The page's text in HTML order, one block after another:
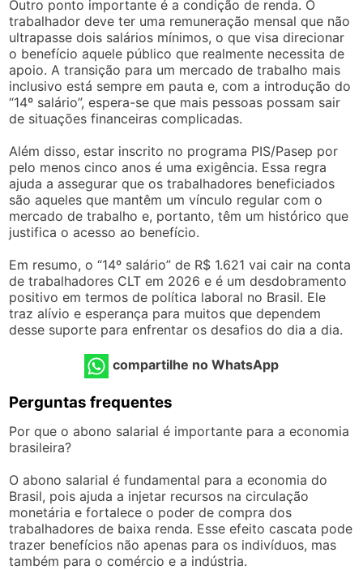
Outro ponto importante é a condição de renda. O
trabalhador deve ter uma remuneração mensal que não
ultrapasse dois salários mínimos, o que visa direcionar
o benefício aquele público que realmente necessita de
apoio. A transição para um mercado de trabalho mais
inclusivo está sempre em pauta e, com a introdução do
“14º salário”, espera-se que mais pessoas possam sair
de situações financeiras complicadas.
Além disso, estar inscrito no programa PIS/Pasep por
pelo menos cinco anos é uma exigência. Essa regra
ajuda a assegurar que os trabalhadores beneficiados
são aqueles que mantêm um vínculo regular com o
mercado de trabalho e, portanto, têm um histórico que
justifica o acesso ao benefício.
Em resumo, o “14º salário” de R$ 1.621 vai cair na conta
de trabalhadores CLT em 2026 e é um desdobramento
positivo em termos de política laboral no Brasil. Ele
traz alívio e esperança para muitos que dependem
desse suporte para enfrentar os desafios do dia a dia.
compartilhe no WhatsApp
Perguntas frequentes
Por que o abono salarial é importante para a economia
brasileira?
O abono salarial é fundamental para a economia do
Brasil, pois ajuda a injetar recursos na circulação
monetária e fortalece o poder de compra dos
trabalhadores de baixa renda. Esse efeito cascata pode
trazer benefícios não apenas para os indivíduos, mas
também para o comércio e a indústria.